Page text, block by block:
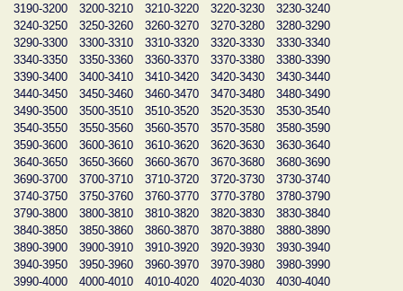
3190-3200
3200-3210 3210-3220 3220-3230
3230-3240
3240-3250
3250-3260 3260-3270 3270-3280
3280-3290
3290-3300
3300-3310 3310-3320 3320-3330
3330-3340
3340-3350
3350-3360 3360-3370 3370-3380
3380-3390
3390-3400
3400-3410 3410-3420 3420-3430
3430-3440
3440-3450
3450-3460 3460-3470 3470-3480
3480-3490
3490-3500
3500-3510 3510-3520 3520-3530
3530-3540
3540-3550
3550-3560 3560-3570 3570-3580
3580-3590
3590-3600
3600-3610 3610-3620 3620-3630
3630-3640
3640-3650
3650-3660 3660-3670 3670-3680
3680-3690
3690-3700
3700-3710 3710-3720 3720-3730
3730-3740
3740-3750
3750-3760 3760-3770 3770-3780
3780-3790
3790-3800
3800-3810 3810-3820 3820-3830
3830-3840
3840-3850
3850-3860 3860-3870 3870-3880
3880-3890
3890-3900
3900-3910 3910-3920 3920-3930
3930-3940
3940-3950
3950-3960 3960-3970 3970-3980
3980-3990
3990-4000
4000-4010 4010-4020 4020-4030
4030-4040